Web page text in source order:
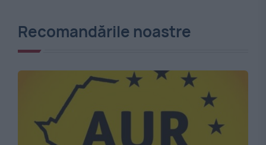
Recomandările noastre